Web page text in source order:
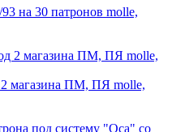
на 30 патронов molle,
магазина ПМ, ПЯ molle,